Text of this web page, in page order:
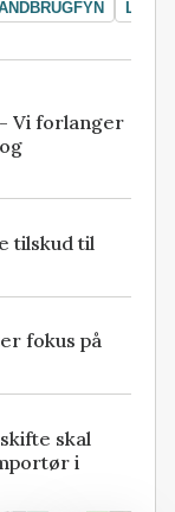
Vi forlanger
tilskud til
fokus på
skal
i